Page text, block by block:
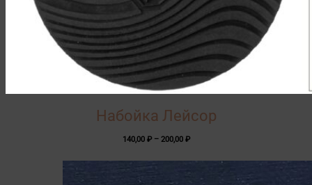
Набойка Лейсор
140,00 ₽ – 200,00 ₽Диапазон
200,00 ₽